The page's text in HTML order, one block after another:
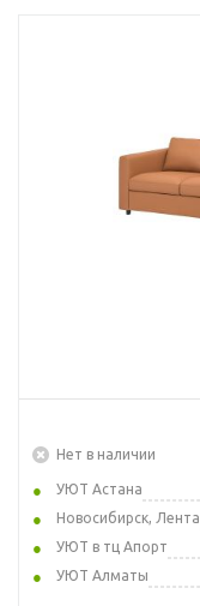
Нет в наличии
УЮТ Астана
Новосибирск, Лента
УЮТ в тц Апорт
УЮТ Алматы